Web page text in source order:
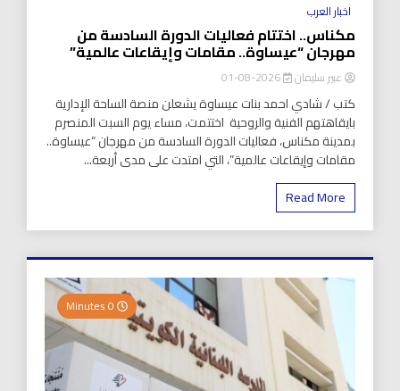
اخبار العرب
مكناس.. اختتام فعاليات الدورة السادسة من
مهرجان “عيساوة.. مقامات وإيقاعات عالمية”
عبير سليمان 2026-08-01
كتب / شادي احمد بنات عيساوة يشعلن منصة الساحة الإدارية
بايقاهتهم الفنية والروحية اختتمت، مساء يوم السبت المنصرم
بمدينة مكناس، فعاليات الدورة السادسة من مهرجان “عيساوة..
مقامات وإيقاعات عالمية”، التي امتدت على مدى أربعة...
Read More